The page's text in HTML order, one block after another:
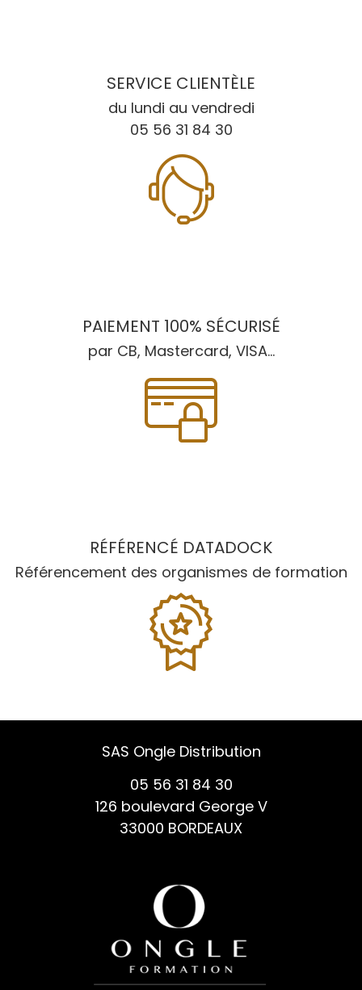
SERVICE CLIENTÈLE
du lundi au vendredi
05 56 31 84 30
PAIEMENT 100% SÉCURISÉ
par CB, Mastercard, VISA...
RÉFÉRENCÉ DATADOCK
Référencement des organismes de formation
SAS Ongle Distribution
05 56 31 84 30
126 boulevard George V
33000 BORDEAUX